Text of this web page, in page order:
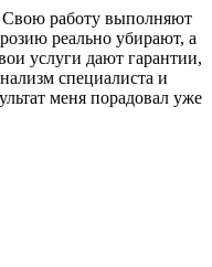
работу выполняют
реально убирают, а
услуги дают гарантии,
специалиста и
меня порадовал уже